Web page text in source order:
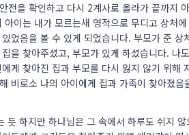
전을 확인하고 다시 2계사로 올라가 끝까지
이는 내가 모르는새 영적으로 무디고 상처
었음을 볼 수 있게 되었습니다. 부모가 준 상
을 찾아주셨고, 부모가 있게 하셨습니다. 나
게 찾아진 집과 부모를 다시 잃지 않기 위해
비로소 나의 아이에게 집과 가족이 찾아졌음
듯 하지만 하나님은 그 속에서 하루도 쉬지